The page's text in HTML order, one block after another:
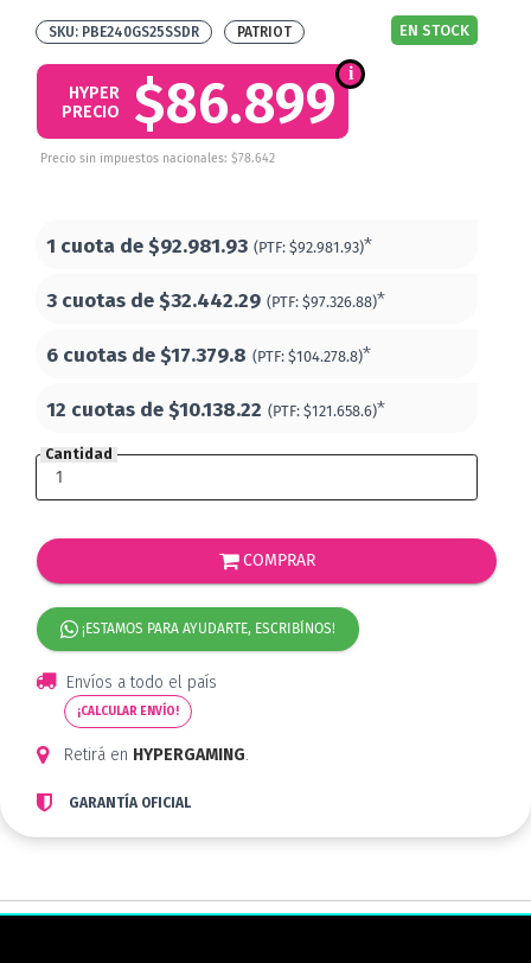
PBE240GS25SSDR EN STOCK
PATRIOT
$86.899
HYPER
PRECIO
Precio sin impuestos nacionales: $78.642
1 cuota de$92.981.93 (PTF: $92.981.93)*
3 cuotas de$32.442.29 (PTF: $97.326.88)*
6 cuotas de$17.379.8 (PTF: $104.278.8)*
12 cuotas de$10.138.22 (PTF: $121.658.6)*
Cantidad
COMPRAR
¡ESTAMOS PARA AYUDARTE, ESCRIBÍNOS!
Envíos a todo el país
¡CALCULAR ENVÍO!
Retirá en HYPERGAMING.
GARANTÍA OFICIAL